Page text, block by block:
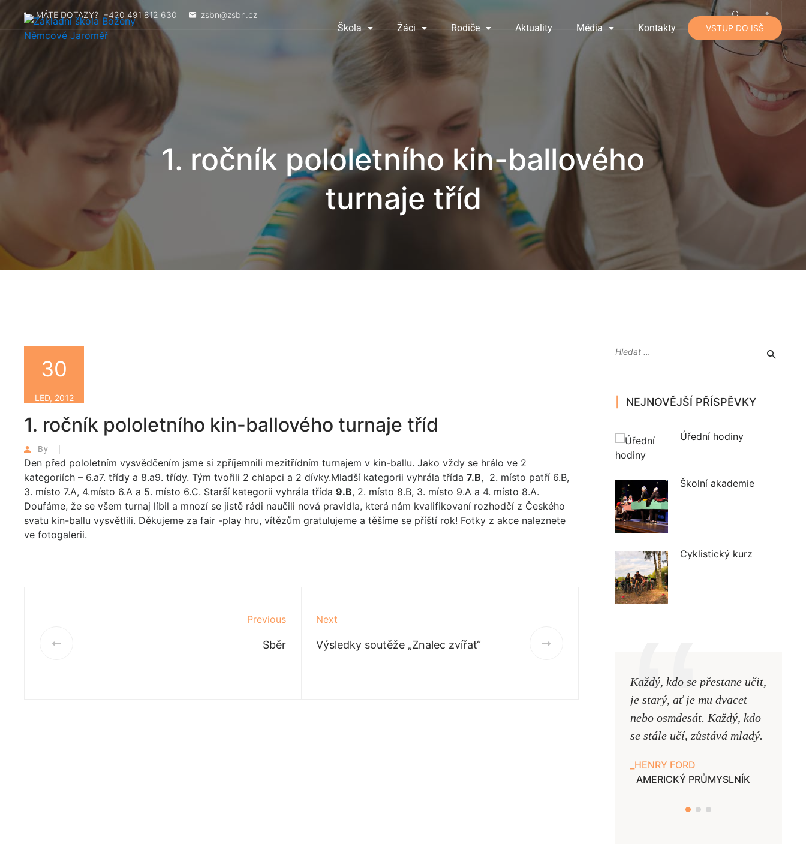
MÁTE DOTAZY? +420 491 812 630 zsbn@zsbn.cz
Škola Žáci Rodiče Aktuality Média Kontakty VSTUP DO ISŠ
1. ročník pololetního kin-ballového
turnaje tříd
1. ročník pololetního kin-ballového turnaje tříd
By
30
LED, 2012
Den před pololetním vysvědčením jsme si zpříjemnili mezitřídním turnajem v kin-ballu. Jako vždy se hrálo ve 2
kategoriích – 6.a7. třídy a 8.a9. třídy. Tým tvořili 2 chlapci a 2 dívky.Mladší kategorii vyhrála třída 7.B, 2. místo patří 6.B,
3. místo 7.A, 4.místo 6.A a 5. místo 6.C. Starší kategorii vyhrála třída 9.B, 2. místo 8.B, 3. místo 9.A a 4. místo 8.A.
Doufáme, že se všem turnaj líbil a mnozí se jistě rádi naučili nová pravidla, která nám kvalifikovaní rozhodčí z Českého
svatu kin-ballu vysvětlili. Děkujeme za fair -play hru, vítězům gratulujeme a těšíme se příští rok! Fotky z akce naleznete
ve fotogalerii.
Previous
Sběr
Next
Výsledky soutěže „Znalec zvířat“
NEJNOVĚJŠÍ PŘÍSPĚVKY
Úřední hodiny
Školní akademie
Cyklistický kurz
Každý, kdo se přestane učit,
je starý, ať je mu dvacet
nebo osmdesát. Každý, kdo
se stále učí, zůstává mladý.
HENRY FORD
AMERICKÝ PRŮMYSLNÍK